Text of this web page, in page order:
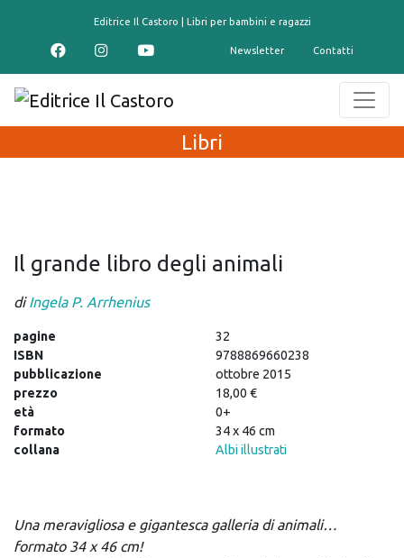
Editrice Il Castoro | Libri per bambini e ragazzi
Newsletter Contatti
Libri
Il grande libro degli animali
diIngela P. Arrhenius
pagine
32
ISBN
9788869660238
pubblicazione
ottobre 2015
prezzo
18,00 €
età
0+
formato
34 x 46 cm
collana
Albi illustrati
Una meravigliosa e gigantesca galleria di animali…
formato 34 x 46 cm!